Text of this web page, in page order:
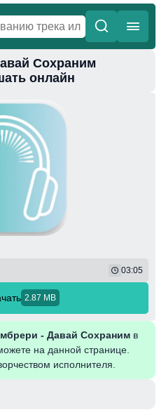
Сохраним
онлайн
03:05
2.87 MB
- Давай Сохраним в
на данной странице.
исполнителя.